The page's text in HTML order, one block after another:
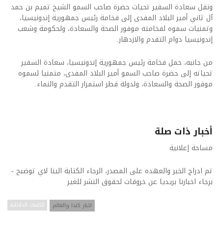
ونقل سعادة السفير تحيات حضرة صاحب السمو الشيخ تميم بن حمد
آل ثاني أمير البلاد المفدى إلى فخامة رئيس جمهورية إندونيسيا،
وتمنيات سموه لفخامته موفور الصحة والسعادة، ولحكومة وشعب
إندونيسيا دوام التقدم والازدهار.
من جانبه، حمل فخامة رئيس جمهورية إندونيسيا، سعادة السفير
تحياته إلى حضرة صاحب السمو أمير البلاد المفدى، متمنيا لسموه
موفور الصحة والسعادة، ولدولة قطر استمرار التقدم والنماء.
أخبار ذات صلة
مساحة إعلانية
تم ادراج الخبر والعهده على المصدر، الرجاء الكتابة الينا لاي توضبح -
برجاء اخبارنا بريديا عن خروقات لحقوق النشر للغير
الكلمات الدلائليه اخبار كندا والعالم